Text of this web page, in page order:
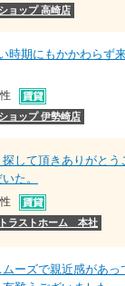
ョップ 高崎店
時期にもかかわらず
ョップ 伊勢崎店
して頂きありがと
た。
ラストホーム 本社
ーズで親近感があ